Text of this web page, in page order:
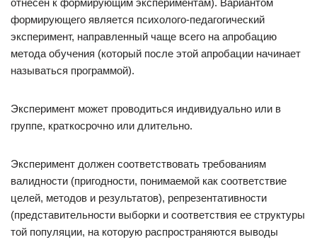
отнесен к формирующим экспериментам). Вариантом
формирующего является психолого-педагогический
эксперимент, направленный чаще всего на апробацию
метода обучения (который после этой апробации начинает
называться программой).
Эксперимент может проводиться индивидуально или в
группе, краткосрочно или длительно.
Эксперимент должен соответствовать требованиям
валидности (пригодности, понимаемой как соответствие
целей, методов и результатов), репрезентативности
(представительности выборки и соответствия ее структуры
той популяции, на которую распространяются выводы